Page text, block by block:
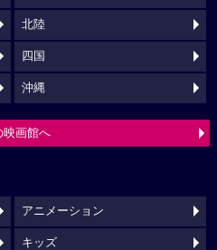
北陸
四国
沖縄
映画館へ
アニメーション
キッズ